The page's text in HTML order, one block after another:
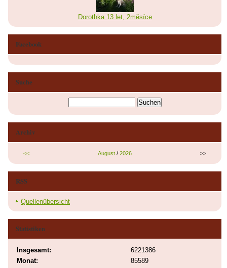
Dorothka 13 let, 2měsíce
Facebook
Suche
Archiv
<< August/ 2026 >>
RSS
Quellenübersicht
Statistiken
Insgesamt:
6221386
Monat:
85589